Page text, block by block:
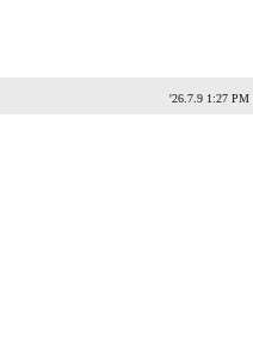
'26.7.9 1:27 PM